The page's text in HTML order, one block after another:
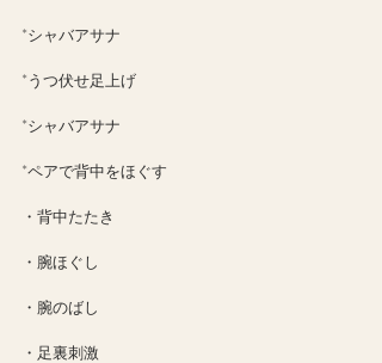
*シャバアサナ
*うつ伏せ足上げ
*シャバアサナ
*ペアで背中をほぐす
・背中たたき
・腕ほぐし
・腕のばし
・足裏刺激